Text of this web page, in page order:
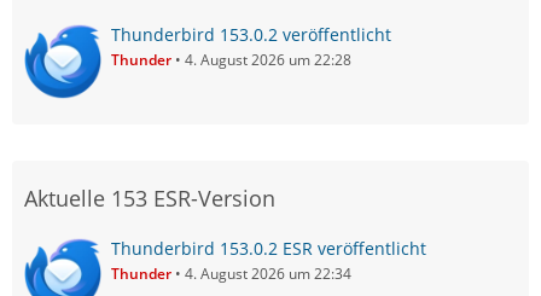
Thunderbird 153.0.2 veröffentlicht
Thunder 4. August 2026 um 22:28
Aktuelle 153 ESR-Version
Thunderbird 153.0.2 ESR veröffentlicht
Thunder 4. August 2026 um 22:34